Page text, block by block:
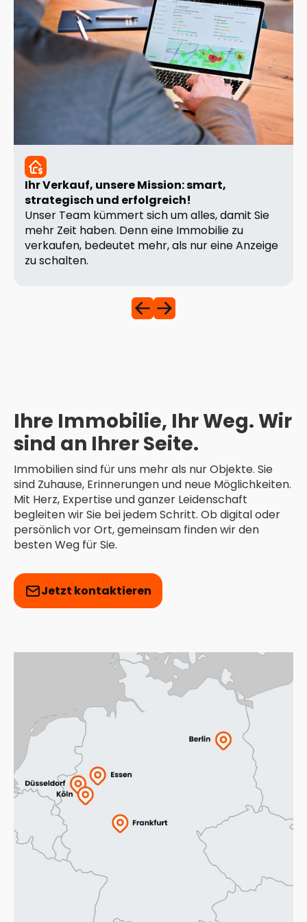
Ihr Verkauf, unsere Mission: smart,
strategisch und erfolgreich!
Unser Team kümmert sich um alles, damit Sie
mehr Zeit haben. Denn eine Immobilie zu
verkaufen, bedeutet mehr, als nur eine Anzeige
zu schalten.
Ihre Immobilie, Ihr Weg. Wir
sind an Ihrer Seite.
Immobilien sind für uns mehr als nur Objekte. Sie
sind Zuhause, Erinnerungen und neue Möglichkeiten.
Mit Herz, Expertise und ganzer Leidenschaft
begleiten wir Sie bei jedem Schritt. Ob digital oder
persönlich vor Ort, gemeinsam finden wir den
besten Weg für Sie.
Jetzt kontaktieren